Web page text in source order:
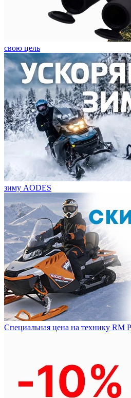
свою цель
зиму AODES
Специальная цена на технику RM